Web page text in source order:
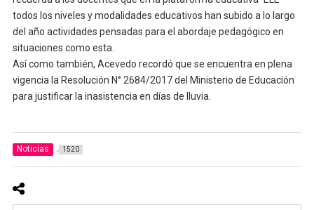
todos los niveles y modalidades educativos han subido a lo largo
del año actividades pensadas para el abordaje pedagógico en
situaciones como esta.
Así como también, Acevedo recordó que se encuentra en plena
vigencia la Resolución N° 2684/2017 del Ministerio de Educación
para justificar la inasistencia en días de lluvia.
Noticias 1520